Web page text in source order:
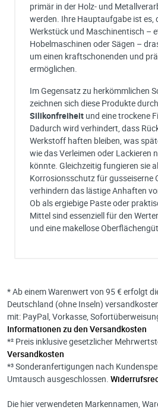
primär in der Holz- und
werden. Ihre Hauptaufgabe ist es,
Werkstück und Maschinentisch –
Hobelmaschinen oder Sägen –
um einen kraftschonenden und
ermöglichen.
Im Gegensatz zu herkömmlichen
zeichnen sich diese Produkte
Silikonfreiheit und eine trockene
Dadurch wird verhindert, dass
Werkstoff haften bleiben, was
wie das Verleimen oder Lackieren
könnte. Gleichzeitig fungieren sie
Korrosionsschutz für gusseiserne
verhindern das lästige Anhaften
Ob als ergiebige Paste oder
Mittel sind essenziell für den
und eine makellose
Bitte unterbreiten Sie mir ein Angebot:
Bitte teilen Sie uns die gewünschte
Ihre Anschrift
Name*:
* Ab einem Warenwert von 95 € erfolgt
Deutschland (ohne Inseln)
mit: PayPal, Vorkasse,
Informationen zu den Versandkosten
*² Preis inklusive gesetzlicher
Versandkosten
*³ Sonderanfertigungen nach
Umtausch ausgeschlossen.
Die hier verwendeten Markennamen,